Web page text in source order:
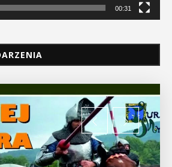
00:31